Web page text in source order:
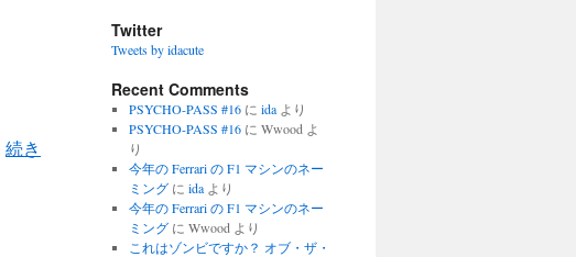
続き
Twitter
Tweets by idacute
Recent Comments
PSYCHO-PASS #16に idaより
PSYCHO-PASS #16に Wwood よ
り
今年の Ferrari の F1 マシンのネー
ミングに idaより
今年の Ferrari の F1 マシンのネー
ミングに Wwood より
これはゾンビですか？ オブ・ザ・